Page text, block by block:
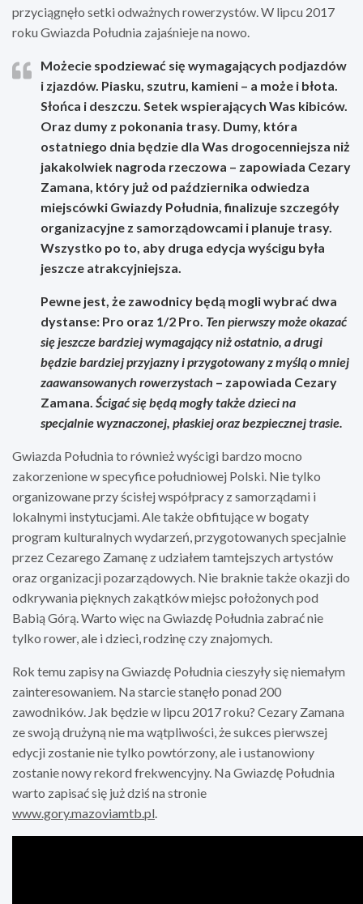
przyciągnęło setki odważnych rowerzystów. W lipcu 2017
roku Gwiazda Południa zajaśnieje na nowo.
Możecie spodziewać się wymagających podjazdów
i zjazdów. Piasku, szutru, kamieni – a może i błota.
Słońca i deszczu. Setek wspierających Was kibiców.
Oraz dumy z pokonania trasy. Dumy, która
ostatniego dnia będzie dla Was drogocenniejsza niż
jakakolwiek nagroda rzeczowa – zapowiada Cezary
Zamana , który już od października odwiedza
miejscówki Gwiazdy Południa, finalizuje szczegóły
organizacyjne z samorządowcami i planuje trasy.
Wszystko po to, aby druga edycja wyścigu była
jeszcze atrakcyjniejsza.
Pewne jest, że zawodnicy będą mogli wybrać dwa
dystanse: Pro oraz 1/2 Pro Ten pierwszy może okazać
się jeszcze bardziej wymagający niż ostatnio, a drugi
będzie bardziej przyjazny i przygotowany z myślą o mniej
zaawansowanych rowerzystach – zapowiada Cezary
Zamana Ścigać się będą mogły także dzieci na
specjalnie wyznaczonej, płaskiej oraz bezpiecznej trasie.
Gwiazda Południa to również wyścigi bardzo mocno
zakorzenione w specyfice południowej Polski. Nie tylko
organizowane przy ścisłej współpracy z samorządami i
lokalnymi instytucjami. Ale także obfitujące w bogaty
program kulturalnych wydarzeń, przygotowanych specjalnie
przez Cezarego Zamanę z udziałem tamtejszych artystów
oraz organizacji pozarządowych. Nie braknie także okazji do
odkrywania pięknych zakątków miejsc położonych pod
Babią Górą. Warto więc na Gwiazdę Południa zabrać nie
tylko rower, ale i dzieci, rodzinę czy znajomych.
Rok temu zapisy na Gwiazdę Południa cieszyły się niemałym
zainteresowaniem. Na starcie stanęło ponad 200
zawodników. Jak będzie w lipcu 2017 roku? Cezary Zamana
ze swoją drużyną nie ma wątpliwości, że sukces pierwszej
edycji zostanie nie tylko powtórzony, ale i ustanowiony
zostanie nowy rekord frekwencyjny. Na Gwiazdę Południa
warto zapisać się już dziś na stronie
www.gory.mazoviamtb.pl